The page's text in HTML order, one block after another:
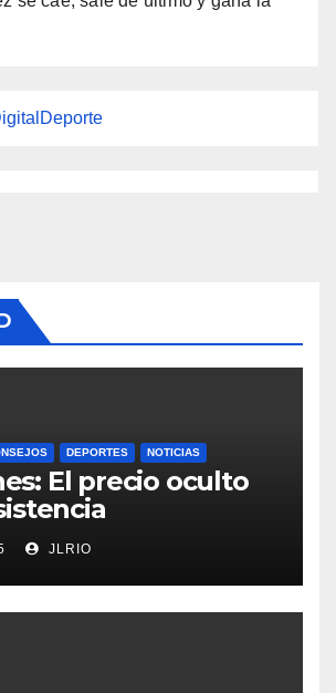
DEPORTES NOTICIAS
El precio oculto
JLRIO